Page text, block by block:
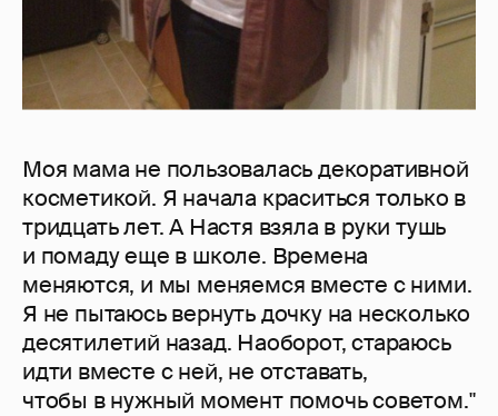
Моя мама не пользовалась декоративной
косметикой. Я нача­ла краситься только в
тридцать лет. А Настя взяла в руки тушь
и ­помаду еще в школе. Времена
меняются, и мы меняемся вместе с ними.
Я не пытаюсь вернуть дочку на несколько
десятилетий назад. Наоборот, стараюсь
идти вместе с ней, не отставать,
чтобы в нужный момент помочь советом."